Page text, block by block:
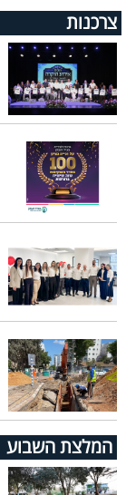
צרכנות
המלצת השבוע